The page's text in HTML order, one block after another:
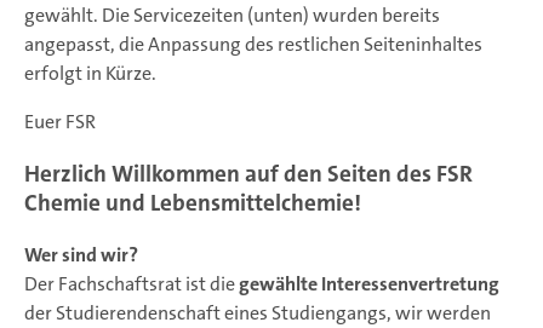
gewählt. Die Servicezeiten (unten) wurden bereits
angepasst, die Anpassung des restlichen Seiteninhaltes
erfolgt in Kürze.
Euer FSR
Herzlich Willkommen auf den Seiten des FSR
Chemie und Lebensmittelchemie!
Wer sind wir?
Der Fachschaftsrat ist diegewählte Interessenvertretung
der Studierendenschaft eines Studiengangs, wir werden